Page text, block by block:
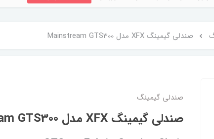
صندلى گيمينگ XFX مدل Mainstream GTS300
صندلی گیمینگ
صندلى گيمينگ XFX مدل Mainstream GTS300